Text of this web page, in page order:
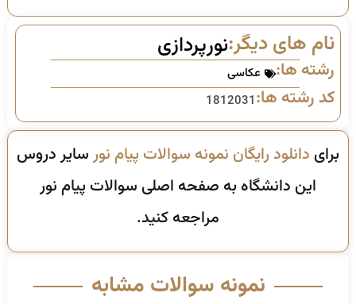
نام های دیگر:نورپردازی
رشته ها: عکاسی
کد رشته ها:1812031
برای دانلود رایگان نمونه سوالات پیام نورسایر دروس
این دانشگاه به صفحه اصلی سوالات پیام نور
مراجعه کنید.
نمونه سوالات مشابه